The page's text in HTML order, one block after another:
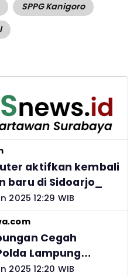
SPPG Kanigoro
aktifkan kembali
baru di Sidoarjo_
2025 12:29 WIB
Cegah
Lampung
Orang Tua
2025 12:20 WIB